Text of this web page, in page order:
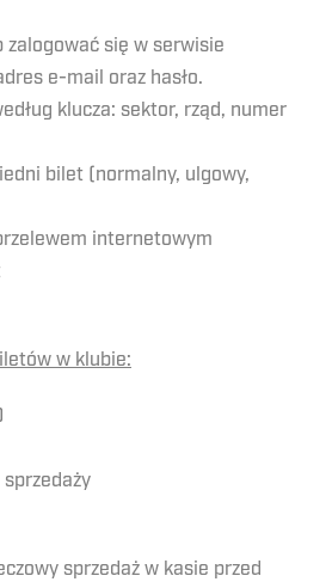
się w serwisie
e-mail oraz hasło.
klucza: sektor, rząd, numer
bilet (normalny, ulgowy,
internetowym
w klubie:
sprzedaż w kasie przed